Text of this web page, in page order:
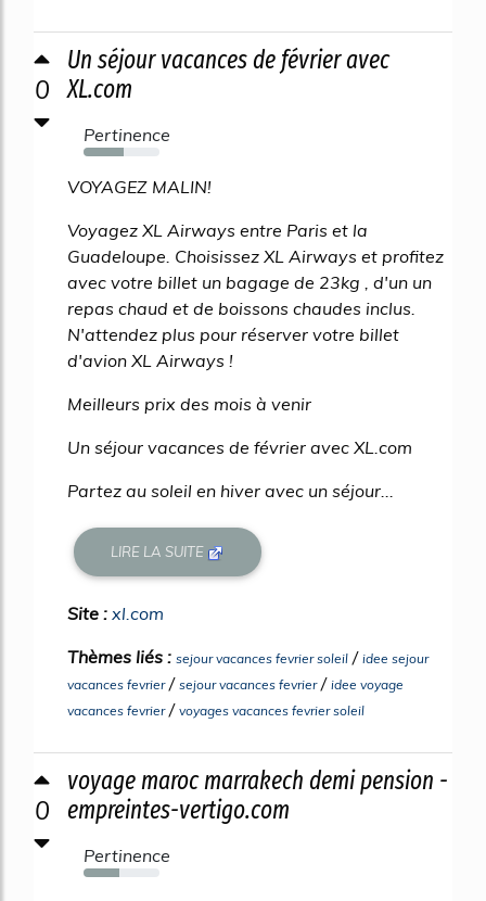
0
Un séjour vacances de février avec
XL.com
Pertinence
53%
VOYAGEZ MALIN!
Voyagez XL Airways entre Paris et la
Guadeloupe. Choisissez XL Airways et profitez
avec votre billet un bagage de 23kg , d'un un
repas chaud et de boissons chaudes inclus.
N'attendez plus pour réserver votre billet
d'avion XL Airways !
Meilleurs prix des mois à venir
Un séjour vacances de février avec XL.com
Partez au soleil en hiver avec un séjour...
LIRE LA SUITE
Site : xl.com
Thèmes liés : sejour vacances fevrier soleil / idee sejour
vacances fevrier/ sejour vacances fevrier/ idee voyage
vacances fevrier/ voyages vacances fevrier soleil
0
voyage maroc marrakech demi pension -
empreintes-vertigo.com
Pertinence
47%